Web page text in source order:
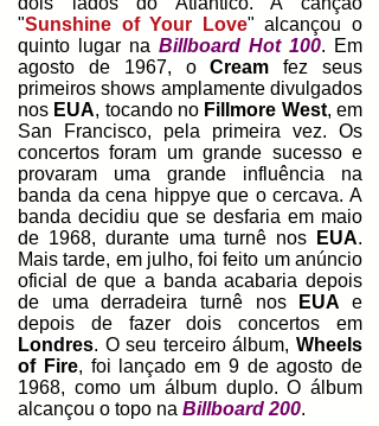
"Sunshine of Your Love" alcançou o
quinto lugar na Billboard Hot 100. Em
agosto de 1967, oCream fez seus
primeiros shows amplamente divulgados
nos EUA, tocando no Fillmore West, em
San Francisco, pela primeira vez. Os
concertos foram um grande sucesso e
provaram uma grande influência na
banda da cena hippye que o cercava. A
banda decidiu que se desfaria em maio
de 1968, durante uma turnê nos
EUA.
Mais tarde, em julho, foi feito um anúncio
oficial de que a banda acabaria depois
de uma derradeira turnê nos
EUAe
depois de fazer dois concertos em
Londres. O seu terceiro álbum, Wheels
of Fire, foi lançado em 9 de agosto de
1968, como um álbum duplo. O álbum
alcançou o topo na Billboard 200.